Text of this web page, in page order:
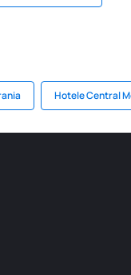
Hotele Central